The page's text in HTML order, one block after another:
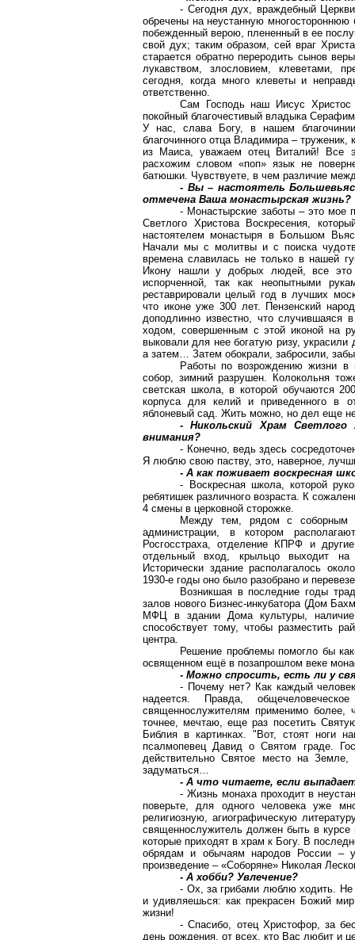
- Сегодня дух, враждебный
обречены на неустанную многостороннюю
побежденный верою, плененный в ее
свой дух; таким образом, сей враг
старается обратно переродить сынов
лукавством, злословием, клеветами,
сегодня, когда много клеветы и
ответственно.
Сам Господь наш Иисус
покойный благочестивый владыка
У нас, слава Богу, в нашем
благочинного отца Владимира –
из Маиса, уважаем отец Виталий! Все
расхожим словом «поп» язык не
батюшки. Чувствуете, в чем различие
- Вы – настоятель
отмечена Ваша монастырская жизнь?
- Монастырские заботы – это мое
Светлого Христова Воскресения,
настоятелем монастыря в Большом
Начали мы с молитвы и с поиска
времена славилась не только в нашей
Икону нашли у добрых людей, все
испорченной, так как неопытными
реставрировали целый год в лучших
что иконе уже 300 лет. Пензенский
доподлинно известно, что случившаяся
ходом, совершенным с этой иконой на
выковали для нее богатую ризу,
а затем… Затем обокрали, забросили,
Работы по возрождению жизни в
собор, зимний разрушен. Колокольня
светская школа, в которой обучаются
корпуса для келий и приведенного в
яблоневый сад. Жить можно, но дел еще
- Никольский Храм Светлого
внимания?
- Конечно, ведь здесь
Я люблю свою паству, это, наверное,
- А как поживает воскресная
- Воскресная школа, которой
ребятишек различного возраста. К
4 смены в церковной сторожке.
Между тем, рядом с соборным
администрации, в котором
Росгосстраха, отделение КПРФ и другие
отдельный вход, крыльцо выходит
Исторически здание располагалось
1930-е годы оно было разобрано и
Возникшая в последние годы
залов нового Бизнес-инкубатора(Дом
МФЦ в здании Дома культуры, наличие
способствует тому, чтобы разместить
центра.
Решение проблемы помогло бы
освященном ещё в позапрошлом веке
- Можно спросить, есть ли у
- Почему нет? Как каждый
надеется. Правда,
священнослужителям применимо
точнее, мечтаю, еще раз посетить
Библия в картинках. "Вот, стоят ноги
псалмопевец Давид о Святом граде.
действительно Святое место на
задуматься…
- А что читаете, если
- Жизнь монаха проходит в
поверьте, для одного человека уже
религиозную, агиографическую
священнослужитель должен быть в
которые приходят в храм к Богу. В
обрядам и обычаям народов России –
произведение – «Соборяне» Николая
- А хобби? Увлечение?
- Ох, за грибами люблю ходить. Не
и удивляешься: как прекрасен Божий
жизни!
- Спасибо, отец Христофор, за
день рождения, от всех, кто Вас любит и